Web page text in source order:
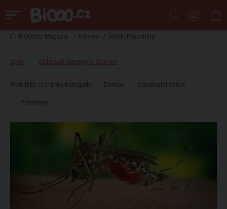
BiOOO.cz Magazin / Domov / Štítek: Prázdniny
Zpět Zobrazit kategorii Domov
Prohlížíte si články kategorie Domov obsahující štítek:
Prázdniny